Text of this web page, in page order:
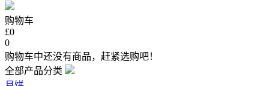
购物车
£0
0
购物车中还没有商品，赶紧选购吧！
全部产品分类